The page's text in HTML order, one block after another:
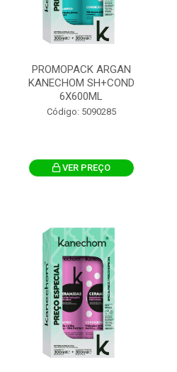
PROMOPACK ARGAN
KANECHOM SH+COND
6X600ML
Código: 5090285
VER PREÇO